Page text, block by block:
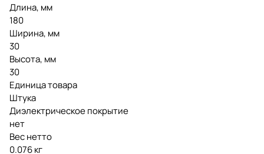
Длина, мм
180
Ширина, мм
30
Высота, мм
30
Единица товара
Штука
Диэлектрическое покрытие
нет
Вес нетто
0.076 кг